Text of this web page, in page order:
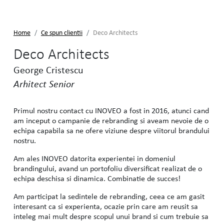
Home Ce spun clientii Deco Architects
Deco Architects
George Cristescu
Arhitect Senior
Primul nostru contact cu INOVEO a fost in 2016, atunci cand
am inceput o campanie de rebranding si aveam nevoie de o
echipa capabila sa ne ofere viziune despre viitorul brandului
nostru.
Am ales INOVEO datorita experientei in domeniul
brandingului, avand un portofoliu diversificat realizat de o
echipa deschisa si dinamica. Combinatie de succes!
Am participat la sedintele de rebranding, ceea ce am gasit
interesant ca si experienta, ocazie prin care am reusit sa
inteleg mai mult despre scopul unui brand si cum trebuie sa